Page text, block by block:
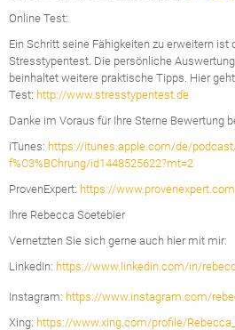
Online Test:
Ein Schritt seine Fähigkeiten zu erweitern ist
Stresstypentest. Die persönliche
beinhaltet weitere praktische Tipps. Hier
Test: http://www.stresstypentest.de
Danke im Voraus für Ihre Sterne Bewertung
iTunes: https://itunes.apple.com/de/
f%C3%BChrung/id1448525622?mt=2
ProvenExpert: https://
Ihre Rebecca Soetebier
Vernetzten Sie sich gerne auch hier mit mir:
LinkedIn: https://www.linkedin.com/in/
Instagram: https://www.instagram.com/
Xing: https://www.xing.com/profile/